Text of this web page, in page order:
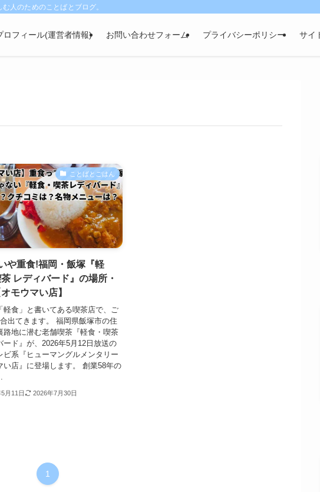
人のためのことばとブログ。
ロフィール(運営者情報) お問い合わせフォーム プライバシーポリシー サイ
ことばとごはん
や重食!福岡・飯塚『軽
レディバード』の場所・
モウマい店】
軽食」と書いてある喫茶店で、ご
出てきます。 福岡県飯塚市の住
路地に潜む老舗喫茶『軽食・喫茶
ード』が、2026年5月12日放送の
ビ系『ヒューマングルメンタリー
い店』に登場します。 創業58年の
月11日 2026年7月30日
1